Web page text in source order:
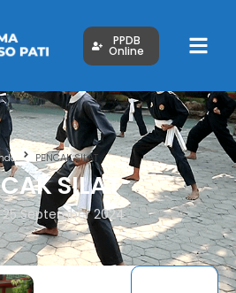
PPDB
Online
PENCAK SILAT
SILAT
25 September 2024